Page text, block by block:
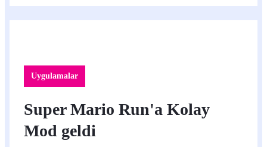
Uygulamalar
Super Mario Run'a Kolay
Mod geldi